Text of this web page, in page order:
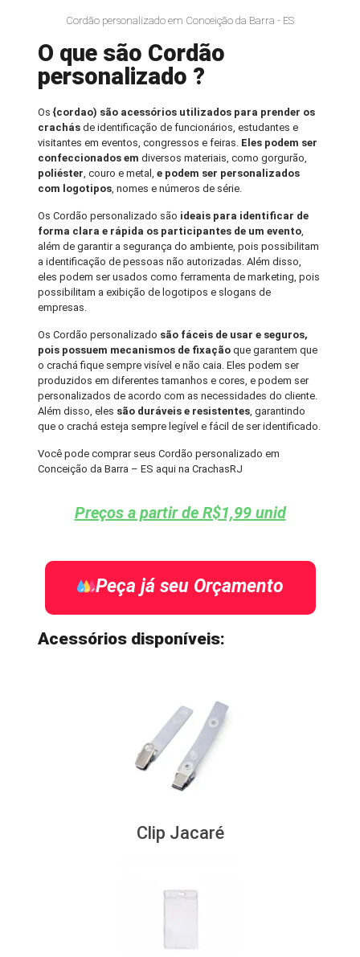
Cordão personalizado em Conceição da Barra - ES
O que são Cordão
personalizado ?
Os {cordao) são acessórios utilizados para prender os
crachás de identificação de funcionários, estudantes e
visitantes em eventos, congressos e feiras. Eles podem ser
confeccionados emdiversos materiais, como gorgurão,
poliéster, couro e metal,e podem ser personalizados
com logotipos, nomes e números de série.
Os Cordão personalizado são ideais para identificar de
forma clara e rápida os participantes de um evento,
além de garantir a segurança do ambiente, pois possibilitam
a identificação de pessoas não autorizadas. Além disso,
eles podem ser usados como ferramenta de marketing, pois
possibilitam a exibição de logotipos e slogans de
empresas.
Os Cordão personalizado são fáceis de usar e seguros,
pois possuem mecanismos de fixação que garantem que
o crachá fique sempre visível e não caia. Eles podem ser
produzidos em diferentes tamanhos e cores, e podem ser
personalizados de acordo com as necessidades do cliente.
Além disso, eles são duráveis e resistentes, garantindo
que o crachá esteja sempre legível e fácil de ser identificado.
Você pode comprar seus Cordão personalizado em
Conceição da Barra – ES aqui na CrachasRJ
Preços a partir de R$1,99 unid
Peça já seu Orçamento
Acessórios disponíveis:
Clip Jacaré